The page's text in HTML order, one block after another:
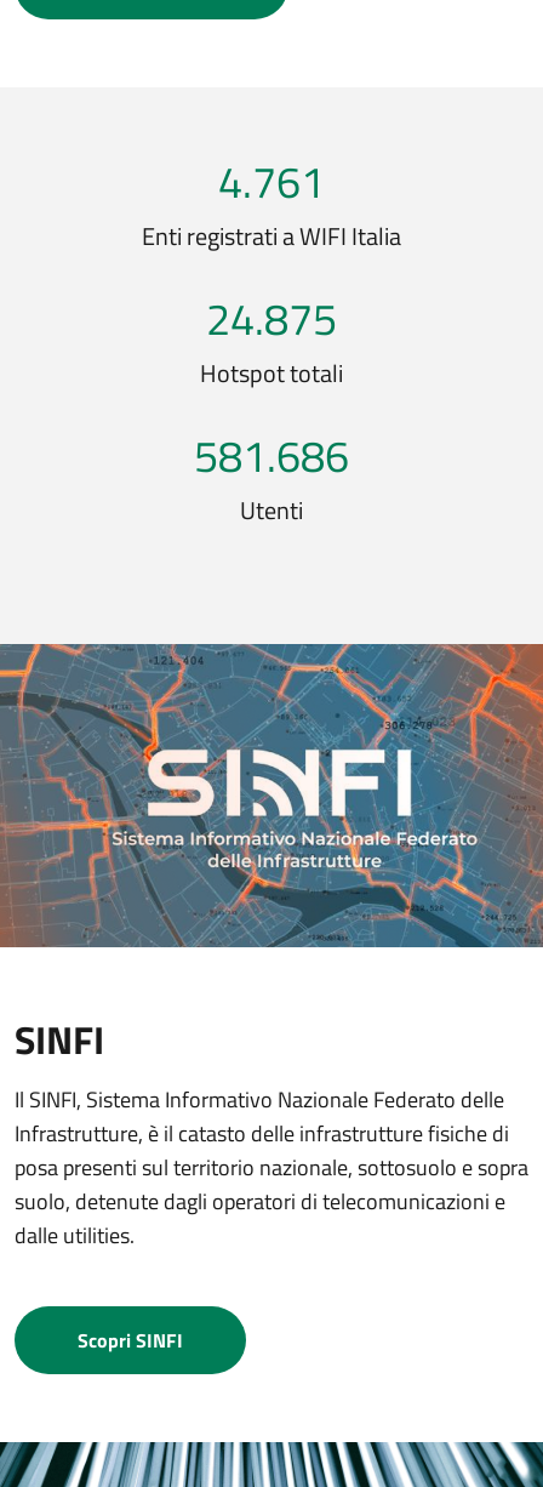
4.761
Enti registrati a WIFI Italia
24.875
Hotspot totali
581.686
Utenti
SINFI
Il SINFI, Sistema Informativo Nazionale Federato delle
Infrastrutture, è il catasto delle infrastrutture fisiche di
posa presenti sul territorio nazionale, sottosuolo e sopra
suolo, detenute dagli operatori di telecomunicazioni e
dalle utilities.
Scopri SINFI